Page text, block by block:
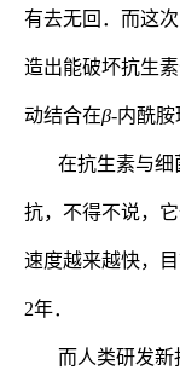
有去无回．而这
造出能破坏抗生
动结合在β-内酰胺
在抗生素与细
抗，不得不说，
速度越来越快，
2年．
而人类研发